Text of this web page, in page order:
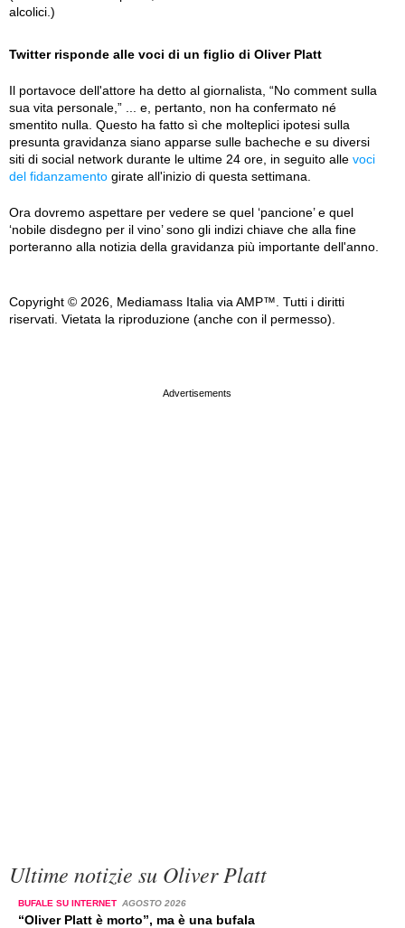
alcolici.)
Twitter risponde alle voci di un figlio di Oliver Platt
Il portavoce dell'attore ha detto al giornalista, “No comment sulla
sua vita personale,” ... e, pertanto, non ha confermato né
smentito nulla. Questo ha fatto sì che molteplici ipotesi sulla
presunta gravidanza siano apparse sulle bacheche e su diversi
siti di social network durante le ultime 24 ore, in seguito alle voci
del fidanzamento girate all'inizio di questa settimana.
Ora dovremo aspettare per vedere se quel ‘pancione’ e quel
‘nobile disdegno per il vino’ sono gli indizi chiave che alla fine
porteranno alla notizia della gravidanza più importante dell'anno.
Copyright © 2026, Mediamass Italia via AMP™. Tutti i diritti
riservati. Vietata la riproduzione (anche con il permesso).
Ultime notizie su Oliver Platt
BUFALE SU INTERNET AGOSTO 2026
“Oliver Platt è morto”, ma è una bufala